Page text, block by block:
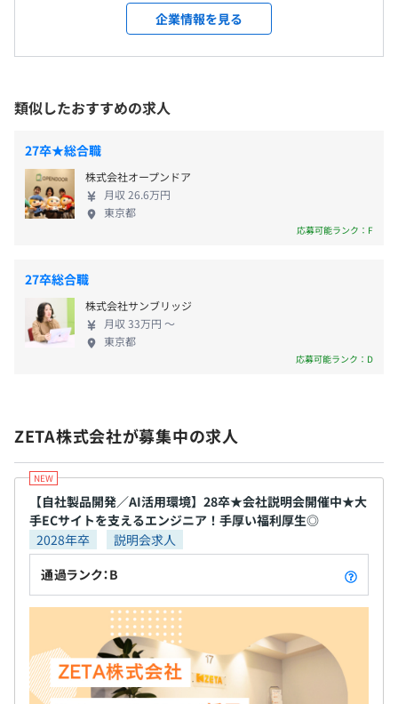
・ITパスポート取得奨励制度
・Pythonエンジニア認定試験費用補助・合格手当
・基本情報技術者試験（FE)・応用情報技術者試験（AP）
【入社後の評価・キャリアパスについて】
・四半期ごとに360度評価手法にて人事査定を実施してい
ます。査定結果に基づき給与改定をおこなっています。査
定のタイミングで希望者は社長と面談ができます。
ャリスト職を選択できるので、キャリアデザインができま
1チーム4名程度のユニットがあり、各ユニットに所属し
ます。
・ITパスポート取得奨励金
・Pythonエンジニア認定試験費用補助・合格手当
・基本情報技術者試験（FE)、応用情報技術者試験（AP)費
・コワーキングスペース無料提供
メンター制度の有無
あり
キャリアコンサルティング制度の有無及びその内容
制度として導入されているものはございませんが、年4回
社長と査定面談ができたり、職級制度があり、マネジメン
ト職とスペシャリスト職を選択することができます。
なし
10.9日
前事業年度の育児休業取得者数／出産者数
男性0人/0人
女性3人/3人
役員及び管理的地位にある者に占める女性の割合
役員35.7%
管理職57.1%
ている事業者に対して、利用ユーザーの快適な買い
物体験を目指した自社製品を提供しています。 幅広
い業界への導入実績があり、ECサイトのマーケティ
す。多数の導入実績やノウハウがあるため、他社製品
では実現が難しい顧客からのご要望にも柔軟に対応
することができたり、導入後の手厚いサポートを実
施しているため、多くの企業から高い評価をいただ
いています。 現在「ZETA CXシリーズ」は10製品で
構成されており、ECサイトのみならず、社内イント
ラやコーポレートサイト、予約サイトなど活用いた
テクノロジーで大規模データを高速処理し、その成
果を実際の世の中にメリットとして提供すること ・
またそうした取組みによるリターンを従業員、取引
先、社会に還元していくこと ・Nothing is
impossibleのマインドでチャレンジを続けること
企業情報を見る
類似したおすすめの求人
27卒★総合職
株式会社オープンドア
月収 26.6万円
東京都
応募可能ランク：F
27卒総合職
株式会社サンブリッジ
月収 33万円 〜
東京都
応募可能ランク：D
ZETA株式会社が募集中の求人
【自社製品開発／AI活用環境】28卒★会社説明会開催中★大
手ECサイトを支えるエンジニア！手厚い福利厚生◎
2028年卒
説明会求人
通過ランク：B